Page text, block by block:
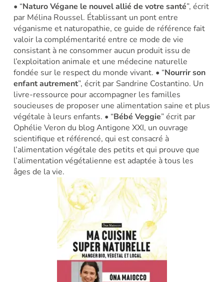
• “Naturo Végane le nouvel allié de votre santé”, écrit
par Mélina Roussel. Établissant un pont entre
véganisme et naturopathie, ce guide de référence fait
valoir la complémentarité entre ce mode de vie
consistant à ne consommer aucun produit issu de
l’exploitation animale et une médecine naturelle
fondée sur le respect du monde vivant. • “Nourrir son
enfant autrement”, écrit par Sandrine Costantino. Un
livre-ressource pour accompagner les familles
soucieuses de proposer une alimentation saine et plus
végétale à leurs enfants. • “Bébé Veggie” écrit par
Ophélie Veron du blog Antigone XXI, un ouvrage
scientifique et référencé, qui est consacré à
l’alimentation végétale des petits et qui prouve que
l’alimentation végétalienne est adaptée à tous les
âges de la vie.